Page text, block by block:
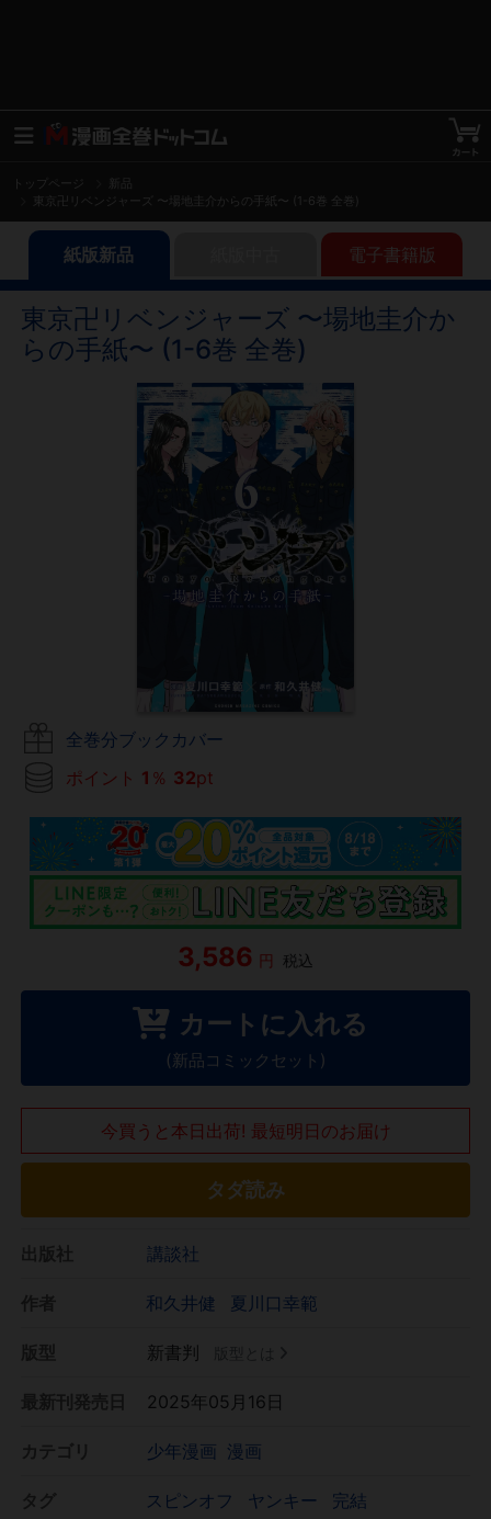
トップページ
東京卍リベンジャーズ 〜場地圭介からの手紙〜 (1-6巻 全巻)
紙版新品 電子書籍版
東京卍リベンジャーズ 〜場地圭介か
らの手紙〜 (1-6巻 全巻)
全巻分ブックカバー
ポイント 1 ％ 32pt
3,586 円 税込
カートに入れる
(新品コミックセット)
今買うと本日出荷! 最短明日のお届け
タダ読み
講談社
和久井健 夏川口幸範
新書判
2025年05月16日
少年漫画 漫画
スピンオフ ヤンキー 完結